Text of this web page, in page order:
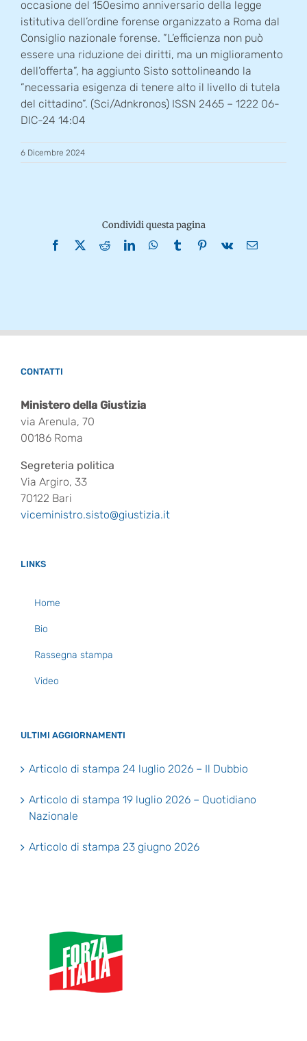
occasione del 150esimo anniversario della legge
istitutiva dell’ordine forense organizzato a Roma dal
Consiglio nazionale forense. ”L’efficienza non può
essere una riduzione dei diritti, ma un miglioramento
dell’offerta”, ha aggiunto Sisto sottolineando la
”necessaria esigenza di tenere alto il livello di tutela
del cittadino”. (Sci/Adnkronos) ISSN 2465 – 1222 06-
DIC-24 14:04
6 Dicembre 2024
Condividi questa pagina
Facebook
X RedditLinkedInWhatsApp
TumblrPinterest
Vk Email
CONTATTI
Ministero della Giustizia
via Arenula, 70
00186 Roma
Segreteria politica
Via Argiro, 33
70122 Bari
viceministro.sisto@giustizia.it
LINKS
Home
Bio
Rassegna stampa
Video
ULTIMI AGGIORNAMENTI
Articolo di stampa 24 luglio 2026 – Il Dubbio
Articolo di stampa 19 luglio 2026 – Quotidiano
Nazionale
Articolo di stampa 23 giugno 2026